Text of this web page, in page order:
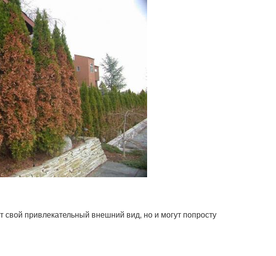
привлекательный внешний вид, но и могут попросту